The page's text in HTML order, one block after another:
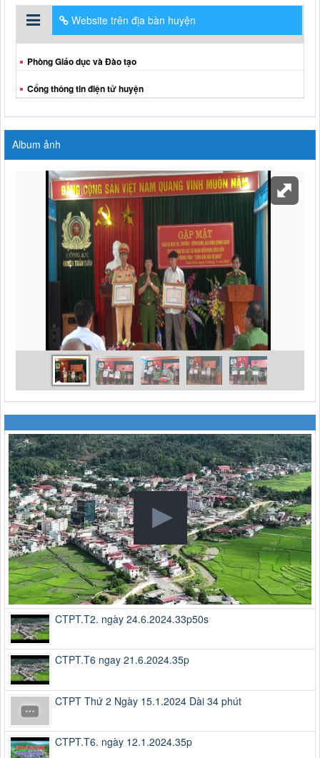
Website trên địa bàn huyện
Phòng Giáo dục và Đào tạo
Cổng thông tin điện tử huyện
Album ảnh
CTPT.T2. ngày 24.6.2024.33p50s
CTPT.T6 ngay 21.6.2024.35p
CTPT Thứ 2 Ngày 15.1.2024 Dài 34 phút
CTPT.T6. ngày 12.1.2024.35p